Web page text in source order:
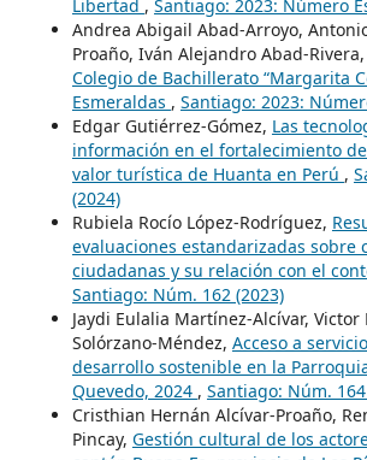
Libertad , Santiago: 2023: Número
Andrea Abigail Abad-Arroyo,
Proaño, Iván Alejandro Abad-Rivera,
Colegio de Bachillerato “Margarita
Esmeraldas , Santiago: 2023:
Edgar Gutiérrez-Gómez, Las
información en el fortalecimiento
valor turística de Huanta en Perú ,
(2024)
Rubiela Rocío López-Rodríguez,
evaluaciones estandarizadas sobre
ciudadanas y su relación con el
Santiago: Núm. 162 (2023)
Jaydi Eulalia Martínez-Alcívar, Victor
Solórzano-Méndez, Acceso a
desarrollo sostenible en la
Quevedo, 2024 , Santiago: Núm.
Cristhian Hernán Alcívar-Proaño,
Pincay, Gestión cultural de los